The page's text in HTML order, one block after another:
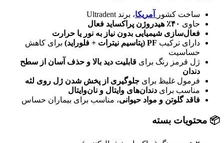
ساخت کشور آمریکا، برند Ultradent
حاوی ۴۰٪ هیدروژن پراکساید فعال
فعال‌سازی شیمیایی بدون نیاز به نور یا حرارت
دارای ترکیب PF (پتاسیم نیترات + فلوراید)
برای کاهش
حساسیت
ژل قرمز رنگ برای قابلیت دید بالا و حذف آسان از سطح
دندان
فرمول غلیظ برای جلوگیری از پخش شدن ژل روی لثه
مناسب برای دندان‌های وایتال و نان‌وایتال
فاقد گلوتن و مواد حیوانی، مناسب برای بیماران حساس
📦 محتویات بسته